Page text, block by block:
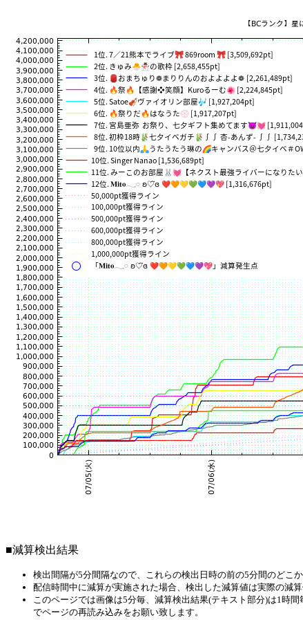
■減算検出結果
検出間隔が5分間隔なので、これらの検出日時の前の5分間のどこ
配信時間中に減算が実施された場合、検出した減算値は実際の減
このページでは画像は5分毎、減算検出結果(テキスト部分)は1時
でページの再読み込みをお願い致します。